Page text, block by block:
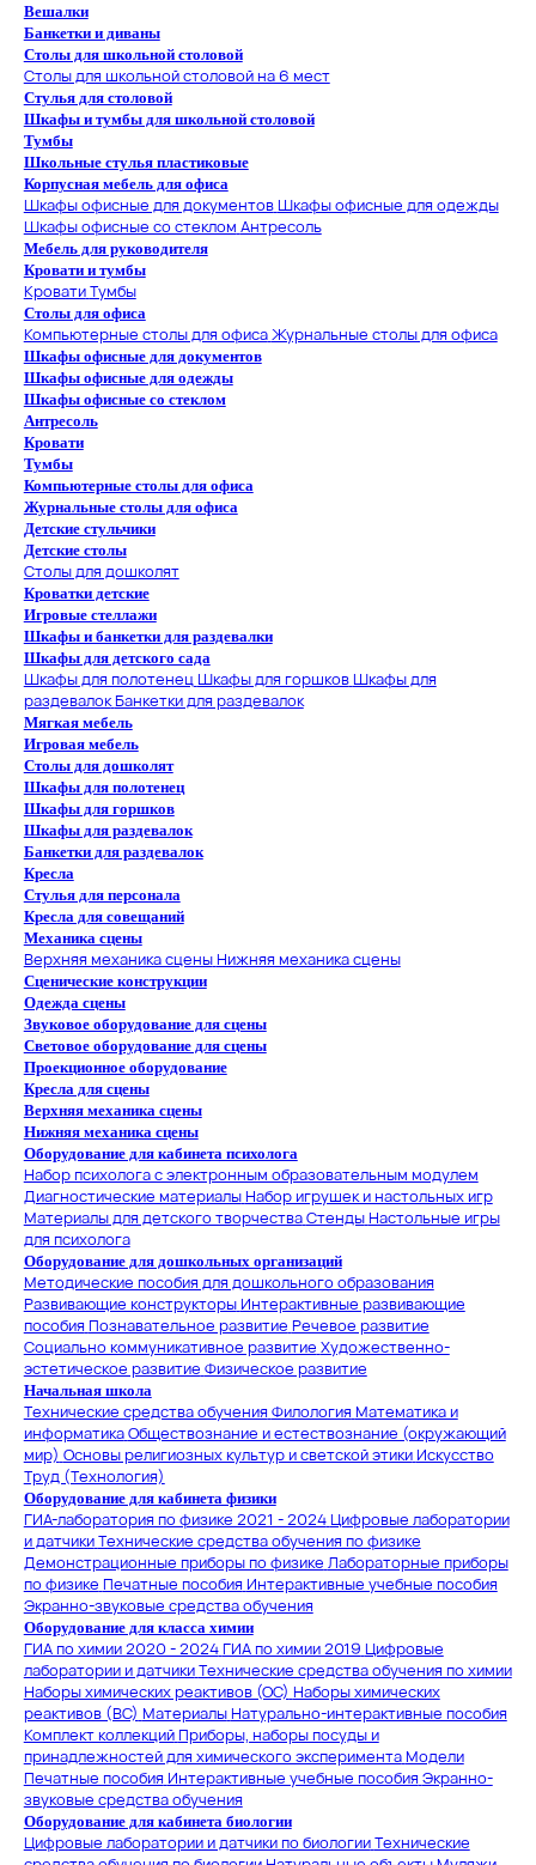
Вешалки
Банкетки и диваны
Столы для школьной столовой
Столы для школьной столовой на 6 мест
Стулья для столовой
Шкафы и тумбы для школьной столовой
Тумбы
Школьные стулья пластиковые
Корпусная мебель для офиса
Шкафы офисные для документовШкафы офисные для одежды
Шкафы офисные со стеклом Антресоль
Мебель для руководителя
Кровати и тумбы
КроватиТумбы
Столы для офиса
Компьютерные столы для офисаЖурнальные столы для офиса
Шкафы офисные для документов
Шкафы офисные для одежды
Шкафы офисные со стеклом
Антресоль
Кровати
Тумбы
Компьютерные столы для офиса
Журнальные столы для офиса
Детские стульчики
Детские столы
Столы для дошколят
Кроватки детские
Игровые стеллажи
Шкафы и банкетки для раздевалки
Шкафы для детского сада
Шкафы для полотенецШкафы для горшковШкафы для
раздевалокБанкетки для раздевалок
Мягкая мебель
Игровая мебель
Столы для дошколят
Шкафы для полотенец
Шкафы для горшков
Шкафы для раздевалок
Банкетки для раздевалок
Кресла
Стулья для персонала
Кресла для совещаний
Механика сцены
Верхняя механика сценыНижняя механика сцены
Сценические конструкции
Одежда сцены
Звуковое оборудование для сцены
Световое оборудование для сцены
Проекционное оборудование
Кресла для сцены
Верхняя механика сцены
Нижняя механика сцены
Оборудование для кабинета психолога
Набор психолога с электронным образовательным модулем
Диагностические материалыНабор игрушек и настольных игр
Материалы для детского творчестваСтендыНастольные игры
для психолога
Оборудование для дошкольных организаций
Методические пособия для дошкольного образования
Развивающие конструкторы Интерактивные развивающие
пособияПознавательное развитие Речевое развитие
Социально коммуникативное развитие Художественно-
эстетическое развитие Физическое развитие
Начальная школа
Технические средства обученияФилологияМатематика и
информатикаОбществознание и естествознание (окружающий
мир) Основы религиозных культур и светской этики Искусство
Труд (Технология)
Оборудование для кабинета физики
ГИА-лаборатория по физике 2021 - 2024Цифровые лаборатории
и датчикиТехнические средства обучения по физике
Демонстрационные приборы по физике Лабораторные приборы
по физике Печатные пособия Интерактивные учебные пособия
Экранно-звуковые средства обучения
Оборудование для класса химии
ГИА по химии 2020 - 2024ГИА по химии 2019 Цифровые
лаборатории и датчикиТехнические средства обучения по химии
Наборы химических реактивов (ОС) Наборы химических
реактивов (ВС) МатериалыНатурально-интерактивные пособия
Комплект коллекцийПриборы, наборы посуды и
принадлежностей для химического экспериментаМодели
Печатные пособия Интерактивные учебные пособияЭкранно-
звуковые средства обучения
Оборудование для кабинета биологии
Цифровые лаборатории и датчики по биологииТехнические